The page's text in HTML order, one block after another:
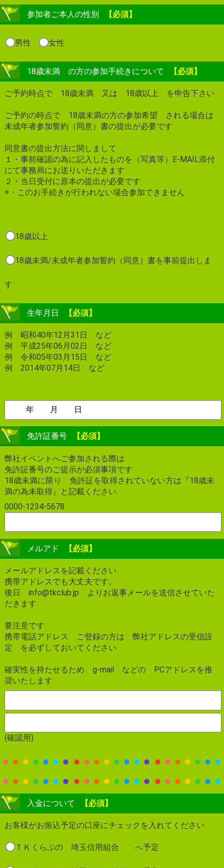
参加者ご本人の性別 【必須】
男性 女性
18歳未満 の方の参加手続きについて 【必須】
ご予約時点で 18歳未満 又は 18歳以上 を申告下さい
ご予約の時点で 18歳未満の方の参加希望 される場合は
未成年者参加誓約（同意）書の提出が必要です
同意書の提出方法に関しまして
１・事前確認の為に記入したものを（写真等）E-MAIL添付
にて事務局にお送りいただきます
２・当日受付に原本の提出が必要です
※・このお手続きが行われない場合参加できません
18歳以上
18歳未満/未成年者参加誓約（同意）書を事前提出しま
す
生年月日 【必須】
例 昭和40年12月31日 など
例 平成25年06月02日 など
例 令和05年03月15日 など
例 2014年07月14日 など
免許証番号 【必須】
弊社イベントへご参加される際は
免許証番号のご提示が必須事項です
18歳未満に限り 免許証を取得されていない方は『18歳未
満の為未取得』と記載ください
0000-1234-5678
メルアド 【必須】
メールアドレスを記載ください
携帯アドレスでも大丈夫です。
後日 info@tkclub.jp よりお返事メールを送信させていた
だきます
要注意です
携帯電話アドレス ご登録の方は 弊社アドレスの受信設
定 を必ずしておいてください
確実性を持たせるため g-mail などの PCアドレスを推
奨いたします
(確認用)
入金について 【必須】
お客様がお振込予定の口座にチェックを入れてください
ＴＫくらぶの 埼玉信用組合 へ予定